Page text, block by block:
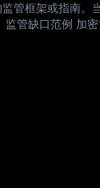
管框架或指南
管缺口范例 加